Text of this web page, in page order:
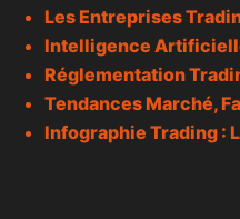
Les Entreprises
Intelligence
Réglementation
Tendances Marché,
Infographie Trading :